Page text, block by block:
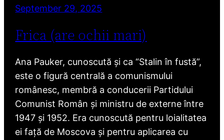
September 29, 2025
Frica (are ochii mari)
Ana Pauker, cunoscută și ca “Stalin în fustă”,
este o figură centrală a comunismului
românesc, membră a conducerii Partidului
Comunist Român și ministru de externe între
1947 și 1952. Era cunoscută pentru loialitatea
ei față de Moscova și pentru aplicarea cu